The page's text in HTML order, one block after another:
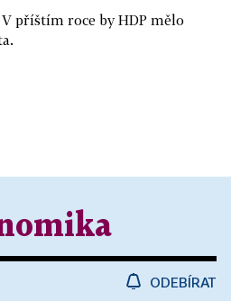
příštím roce by HDP mělo
ODEBÍRAT